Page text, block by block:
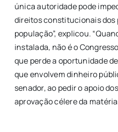
única autoridade pode
direitos constitucionais dos
população”, explicou.
instalada, não é o
que perde a oportunidade
que envolvem dinheiro
senador, ao pedir o apoio
aprovação célere da